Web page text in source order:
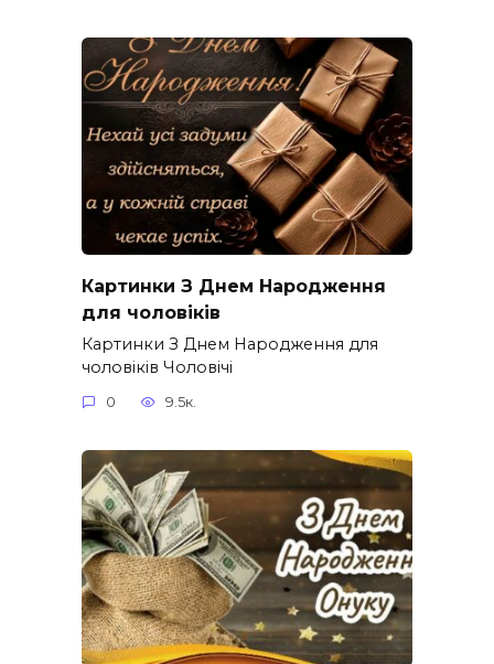
Картинки З Днем Народження
для чоловіків​
Картинки З Днем Народження для
чоловіків​ Чоловічі
0 9.5к.